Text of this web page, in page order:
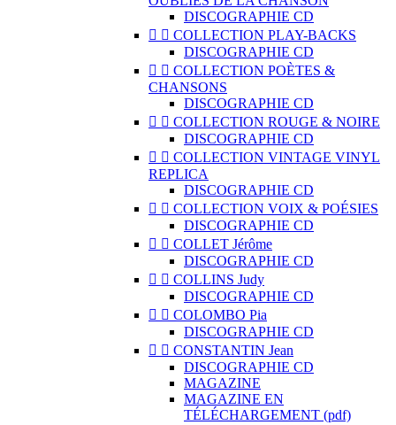
DISCOGRAPHIE CD
  COLLECTION PLAY-BACKS
DISCOGRAPHIE CD
  COLLECTION POÈTES &
CHANSONS
DISCOGRAPHIE CD
  COLLECTION ROUGE & NOIRE
DISCOGRAPHIE CD
  COLLECTION VINTAGE VINYL
REPLICA
DISCOGRAPHIE CD
  COLLECTION VOIX & POÉSIES
DISCOGRAPHIE CD
  COLLET Jérôme
DISCOGRAPHIE CD
  COLLINS Judy
DISCOGRAPHIE CD
  COLOMBO Pia
DISCOGRAPHIE CD
  CONSTANTIN Jean
DISCOGRAPHIE CD
MAGAZINE
MAGAZINE EN
TÉLÉCHARGEMENT (pdf)